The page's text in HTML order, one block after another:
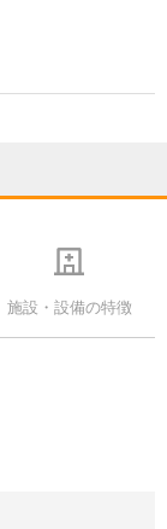
施設・設備の特徴